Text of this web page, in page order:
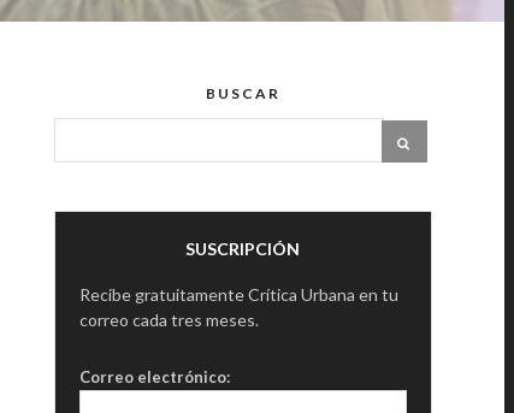
BUSCAR
SUSCRIPCIÓN
Recibe gratuitamente Crítica Urbana en tu
correo cada tres meses.
Correo electrónico: